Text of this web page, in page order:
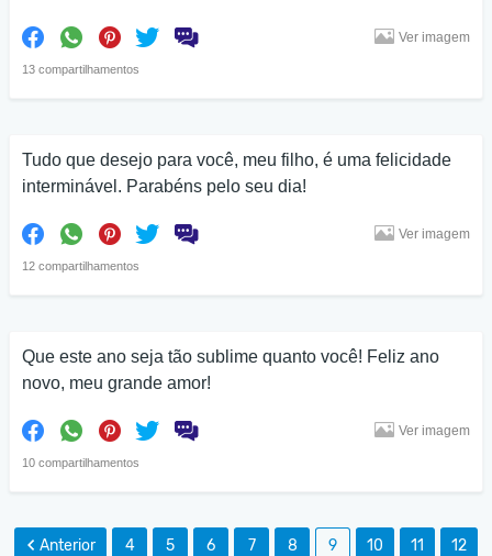
13 compartilhamentos
Ver imagem
Tudo que desejo para você, meu filho, é uma felicidade
interminável. Parabéns pelo seu dia!
12 compartilhamentos
Ver imagem
Que este ano seja tão sublime quanto você! Feliz ano
novo, meu grande amor!
10 compartilhamentos
Ver imagem
Anterior 4 5 6 7 8 9 10 11 12